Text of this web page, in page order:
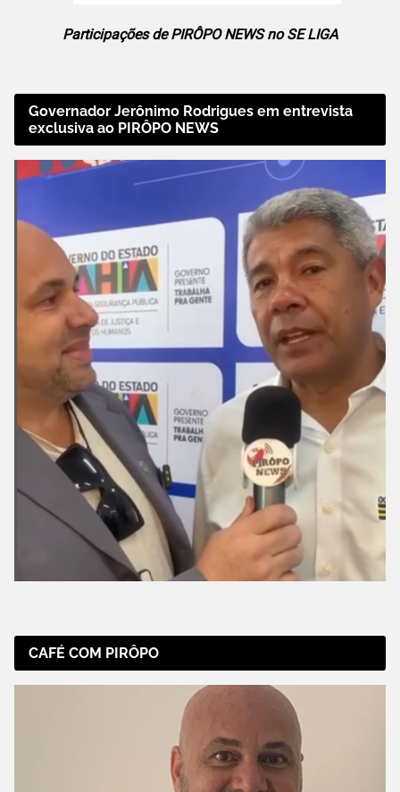
Participações de PIRÔPO NEWS no SE LIGA
Governador Jerônimo Rodrigues em entrevista
exclusiva ao PIRÔPO NEWS
CAFÉ COM PIRÔPO